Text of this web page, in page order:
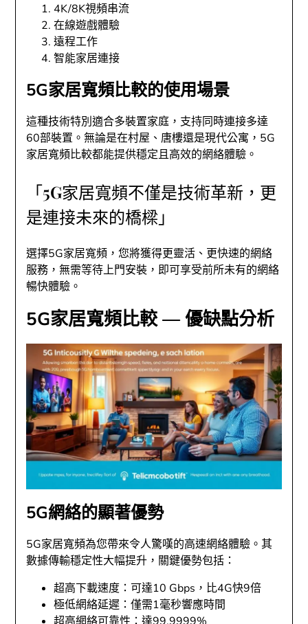
4K/8K視頻串流
在線遊戲體驗
遠程工作
智能家居連接
5G家居寬頻比較的使用場景
這種技術特別適合多裝置家庭，支持同時連接多達
60部裝置。無論是在村屋、唐樓還是現代公寓，5G
家居寬頻比較都能提供穩定且高效的網絡體驗。
「5G家居寬頻不僅是技術革新，更
是連接未來的橋樑」
選擇5G家居寬頻，您將獲得更靈活、更快速的網絡
服務，無需等待上門安裝，即可享受前所未有的網絡
暢快體驗。
5G家居寬頻比較 — 優缺點分析
5G網絡的顯著優勢
5G家居寬頻為您帶來令人驚嘆的高速網絡體驗。其
數據傳輸穩定性大幅提升，關鍵優勢包括：
超高下載速度：可達10 Gbps，比4G快9倍
極低網絡延遲：僅需1毫秒響應時間